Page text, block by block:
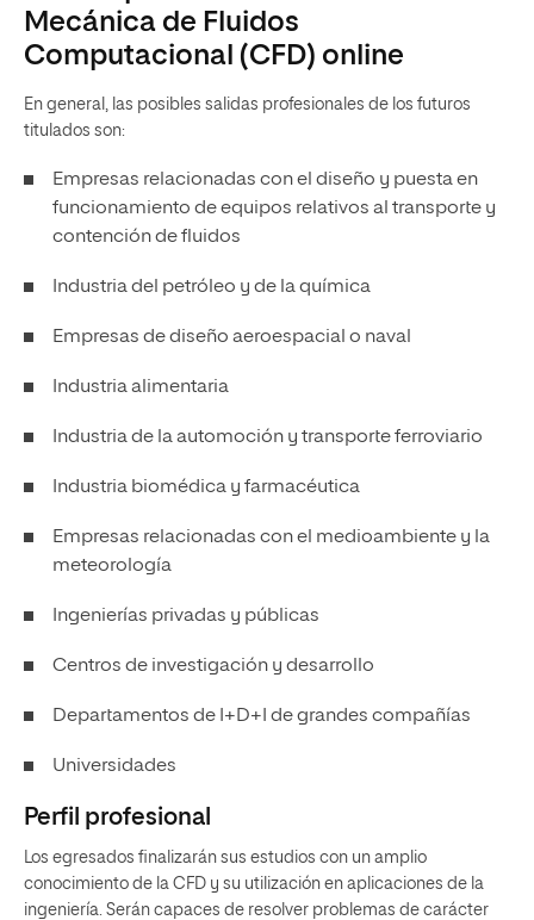
Mecánica de Fluidos
Computacional (CFD) online
En general, las posibles salidas profesionales de los futuros
titulados son:
Empresas relacionadas con el diseño y puesta en
funcionamiento de equipos relativos al transporte y
contención de fluidos
Industria del petróleo y de la química
Empresas de diseño aeroespacial o naval
Industria alimentaria
Industria de la automoción y transporte ferroviario
Industria biomédica y farmacéutica
Empresas relacionadas con el medioambiente y la
meteorología
Ingenierías privadas y públicas
Centros de investigación y desarrollo
Departamentos de I+D+I de grandes compañías
Universidades
Perfil profesional
Los egresados finalizarán sus estudios con un amplio
conocimiento de la CFD y su utilización en aplicaciones de la
ingeniería. Serán capaces de resolver problemas de carácter